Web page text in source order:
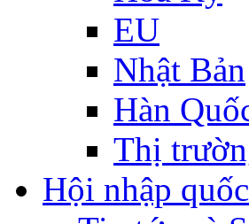
EU
Nhật Bản
Hàn
Thị
Hội nhập